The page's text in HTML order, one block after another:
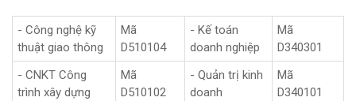
- Công nghệ kỹ
thuật giao thông
Mã
D510104
- Kế toán
doanh nghiệp
Mã
D340301
- CNKT Công
trình xây dựng
Mã
D510102
- Quản trị kinh
doanh
Mã
D340101